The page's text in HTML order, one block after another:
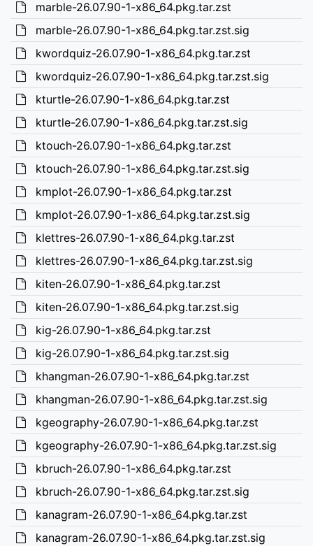
marble-26.07.90-1-x86_64.pkg.tar.zst
marble-26.07.90-1-x86_64.pkg.tar.zst.sig
kwordquiz-26.07.90-1-x86_64.pkg.tar.zst
kwordquiz-26.07.90-1-x86_64.pkg.tar.zst.sig
kturtle-26.07.90-1-x86_64.pkg.tar.zst
kturtle-26.07.90-1-x86_64.pkg.tar.zst.sig
ktouch-26.07.90-1-x86_64.pkg.tar.zst
ktouch-26.07.90-1-x86_64.pkg.tar.zst.sig
kmplot-26.07.90-1-x86_64.pkg.tar.zst
kmplot-26.07.90-1-x86_64.pkg.tar.zst.sig
klettres-26.07.90-1-x86_64.pkg.tar.zst
klettres-26.07.90-1-x86_64.pkg.tar.zst.sig
kiten-26.07.90-1-x86_64.pkg.tar.zst
kiten-26.07.90-1-x86_64.pkg.tar.zst.sig
kig-26.07.90-1-x86_64.pkg.tar.zst
kig-26.07.90-1-x86_64.pkg.tar.zst.sig
khangman-26.07.90-1-x86_64.pkg.tar.zst
khangman-26.07.90-1-x86_64.pkg.tar.zst.sig
kgeography-26.07.90-1-x86_64.pkg.tar.zst
kgeography-26.07.90-1-x86_64.pkg.tar.zst.sig
kbruch-26.07.90-1-x86_64.pkg.tar.zst
kbruch-26.07.90-1-x86_64.pkg.tar.zst.sig
kanagram-26.07.90-1-x86_64.pkg.tar.zst
kanagram-26.07.90-1-x86_64.pkg.tar.zst.sig